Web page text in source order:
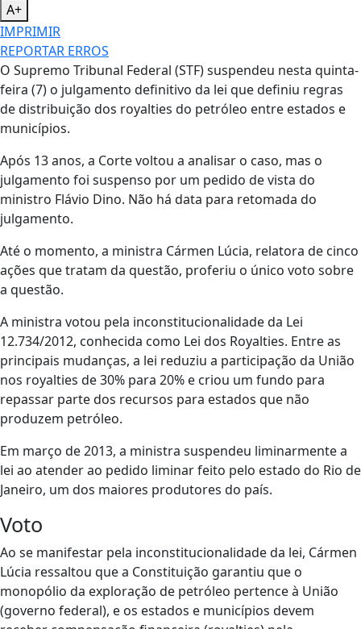
A+
IMPRIMIR
REPORTAR ERROS
O Supremo Tribunal Federal (STF) suspendeu nesta quinta-
feira (7) o julgamento definitivo da lei que definiu regras
de distribuição dos royalties do petróleo entre estados e
municípios.
Após 13 anos, a Corte voltou a analisar o caso, mas o
julgamento foi suspenso por um pedido de vista do
ministro Flávio Dino. Não há data para retomada do
julgamento.
Até o momento, a ministra Cármen Lúcia, relatora de cinco
ações que tratam da questão, proferiu o único voto sobre
a questão.
A ministra votou pela inconstitucionalidade da Lei
12.734/2012, conhecida como Lei dos Royalties. Entre as
principais mudanças, a lei reduziu a participação da União
nos royalties de 30% para 20% e criou um fundo para
repassar parte dos recursos para estados que não
produzem petróleo.
Em março de 2013, a ministra suspendeu liminarmente a
lei ao atender ao pedido liminar feito pelo estado do Rio de
Janeiro, um dos maiores produtores do país.
Voto
Ao se manifestar pela inconstitucionalidade da lei, Cármen
Lúcia ressaltou que a Constituição garantiu que o
monopólio da exploração de petróleo pertence à União
(governo federal), e os estados e municípios devem